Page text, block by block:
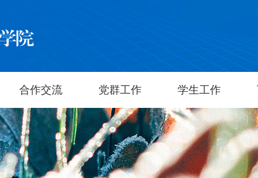
合作交流 党群工作 学生工作